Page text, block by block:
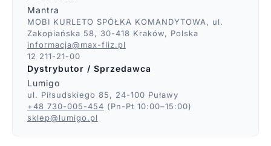
Mantra
MOBI KURLETO SPÓŁKA KOMANDYTOWA, ul.
Zakopiańska 58, 30-418 Kraków, Polska
informacja@max-fliz.pl
12 211-21-00
Dystrybutor / Sprzedawca
Lumigo
ul. Piłsudskiego 85, 24-100 Puławy
+48 730-005-454 (Pn-Pt 10:00–15:00)
sklep@lumigo.pl